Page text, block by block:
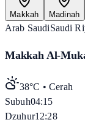
Makkah Madinah
Arab SaudiSaudi
Makkah Al-
38°C •Cerah
Subuh04:15
Dzuhur12:28